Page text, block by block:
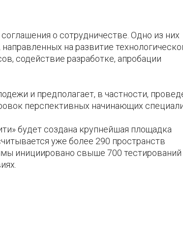
о сотрудничестве. Одно из них
на развитие
содействие разработке, апробации
и предполагает, в частности,
перспективных начинающих
будет создана крупнейшая площадка
уже более 290 пространств
инициировано свыше 700 тестирований